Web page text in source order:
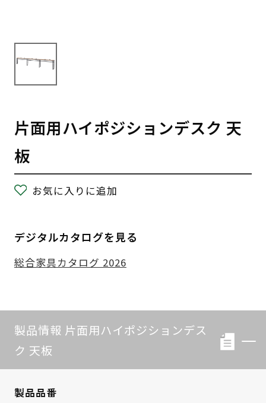
片面用ハイポジションデスク 天
板
お気に入りに追加
デジタルカタログを見る
総合家具カタログ 2026
製品情報 片面用ハイポジションデス
ク 天板
製品品番